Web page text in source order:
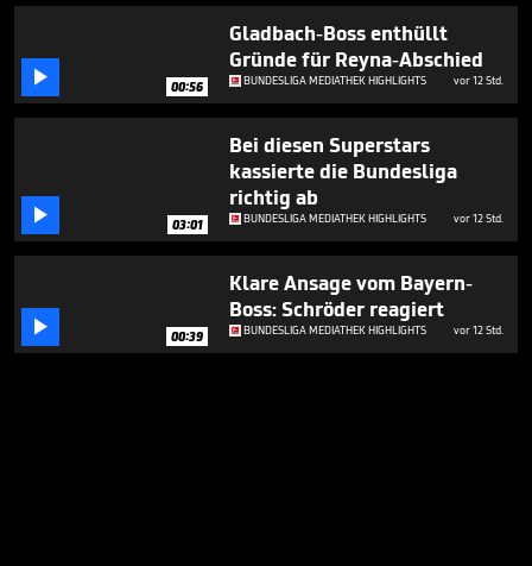
 00:56
Gladbach-Boss enthüllt
Gründe für Reyna-Abschied
BUNDESLIGA MEDIATHEK HIGHLIGHTS vor 12 Std.
 03:01
Bei diesen Superstars
kassierte die Bundesliga
richtig ab
BUNDESLIGA MEDIATHEK HIGHLIGHTS vor 12 Std.
 00:39
Klare Ansage vom Bayern-
Boss: Schröder reagiert
BUNDESLIGA MEDIATHEK HIGHLIGHTS vor 12 Std.